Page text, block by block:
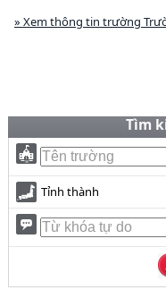
» Xem thông tin trường
Tìm
Tỉnh thành